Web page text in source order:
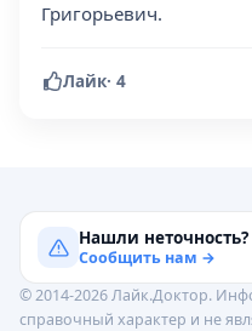
Григорьевич.
Лайк· 4
Нашли неточность?
Сообщить нам →
© 2014-2026 Лайк.Доктор.
справочный характер и не